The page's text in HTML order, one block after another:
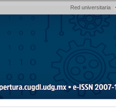
Red universitaria